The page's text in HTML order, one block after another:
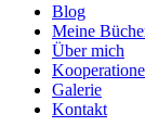
Blog
Meine
Über mich
Galerie
Kontakt